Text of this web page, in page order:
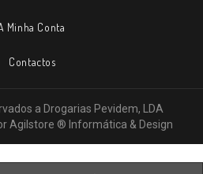
Minha Conta
Contactos
a Drogarias Pevidem, LDA
Agilstore ® Informática & Design